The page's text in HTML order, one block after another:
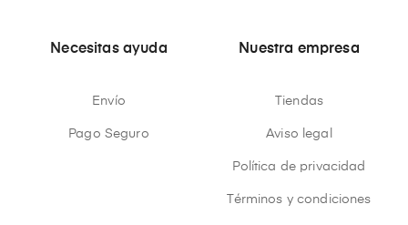
Necesitas ayuda
Envío
Pago Seguro
Nuestra empresa
Tiendas
Aviso legal
Política de privacidad
Términos y condiciones